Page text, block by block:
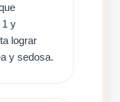
1 y
lograr
y sedosa.